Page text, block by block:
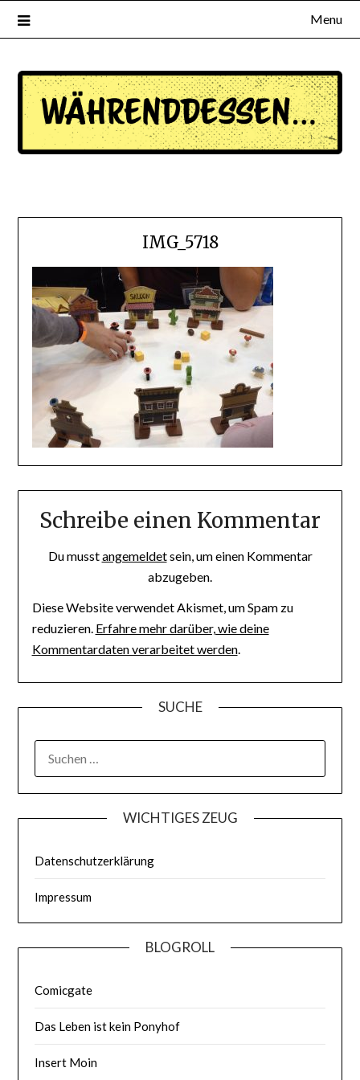
Menu
IMG_5718
Schreibe einen Kommentar
Du musstangemeldetsein, um einen Kommentar
abzugeben.
Diese Website verwendet Akismet, um Spam zu
reduzieren. Erfahre mehr darüber, wie deine
Kommentardaten verarbeitet werden.
SUCHE
WICHTIGES ZEUG
Datenschutzerklärung
Impressum
BLOGROLL
Comicgate
Das Leben ist kein Ponyhof
Insert Moin